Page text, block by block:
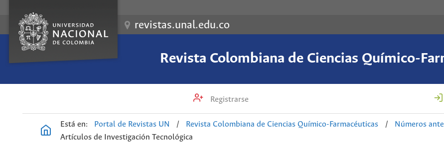
revistas.unal.edu.co
Revista Colombiana de Ciencias Químico-
Registrarse
Está en: Portal de Revistas UN / Revista Colombiana de Ciencias Químico-Farmacéuticas / Números
Artículos de Investigación Tecnológica